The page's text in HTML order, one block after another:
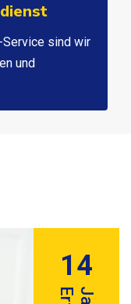
sind wir
und
14